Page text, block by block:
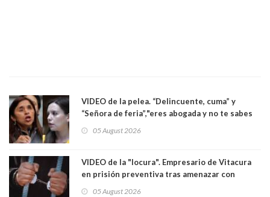
VIDEO de la pelea. “Delincuente, cuma” y
“Señora de feria”,"eres abogada y no te sabes
senadoras Camila Flores y Fabiola Campillai en
05 August 2026
VIDEO de la "locura". Empresario de Vitacura
en prisión preventiva tras amenazar con
05 August 2026